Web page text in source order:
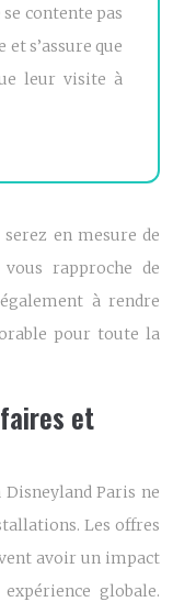
contente pas
s’assure que
leur visite à
en mesure de
rapproche de
à rendre
pour toute la
et
Paris ne
Les offres
avoir un impact
globale.